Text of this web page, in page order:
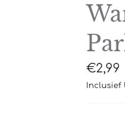
Normale
prijs
€2,99
Inclusief